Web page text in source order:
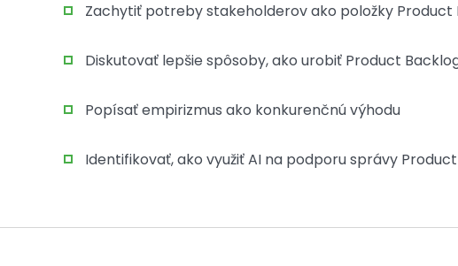
Zachytiť potreby stakeholderov ako položky Product
Diskutovať lepšie spôsoby, ako urobiť Product
Popísať empirizmus ako konkurenčnú výhodu
Identifikovať, ako využiť AI na podporu správy